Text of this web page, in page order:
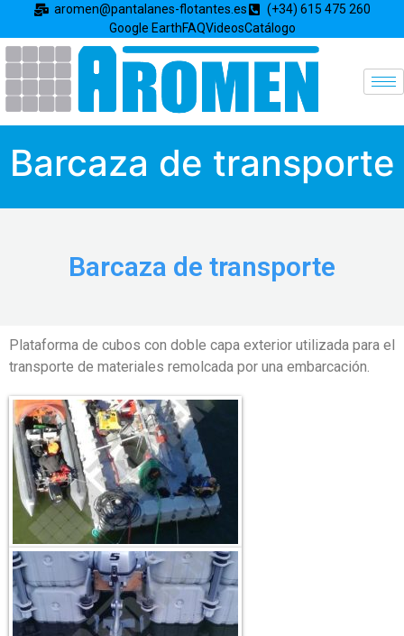
aromen@pantalanes-flotantes.es
(+34) 615 475 260
Google EarthFAQVideosCatálogo
Barcaza de transporte
Barcaza de transporte
Plataforma de cubos con doble capa exterior utilizada para el
transporte de materiales remolcada por una embarcación.